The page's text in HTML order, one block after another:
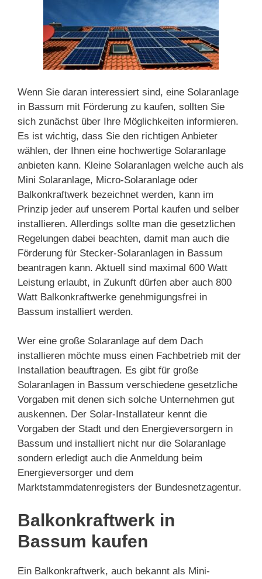
Wenn Sie daran interessiert sind, eine Solaranlage
in Bassum mit Förderung zu kaufen, sollten Sie
sich zunächst über Ihre Möglichkeiten informieren.
Es ist wichtig, dass Sie den richtigen Anbieter
wählen, der Ihnen eine hochwertige Solaranlage
anbieten kann. Kleine Solaranlagen welche auch als
Mini Solaranlage, Micro-Solaranlage oder
Balkonkraftwerk bezeichnet werden, kann im
Prinzip jeder auf unserem Portal kaufen und selber
installieren. Allerdings sollte man die gesetzlichen
Regelungen dabei beachten, damit man auch die
Förderung für Stecker-Solaranlagen in Bassum
beantragen kann. Aktuell sind maximal 600 Watt
Leistung erlaubt, in Zukunft dürfen aber auch 800
Watt Balkonkraftwerke genehmigungsfrei in
Bassum installiert werden.
Wer eine große Solaranlage auf dem Dach
installieren möchte muss einen Fachbetrieb mit der
Installation beauftragen. Es gibt für große
Solaranlagen in Bassum verschiedene gesetzliche
Vorgaben mit denen sich solche Unternehmen gut
auskennen. Der Solar-Installateur kennt die
Vorgaben der Stadt und den Energieversorgern in
Bassum und installiert nicht nur die Solaranlage
sondern erledigt auch die Anmeldung beim
Energieversorger und dem
Marktstammdatenregisters der Bundesnetzagentur.
Balkonkraftwerk in
Bassum kaufen
Ein Balkonkraftwerk, auch bekannt als Mini-